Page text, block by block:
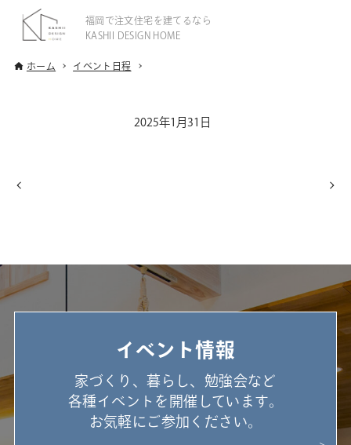
福岡で注文住宅を建てるなら
KASHII DESIGN HOME
ホーム イベント日程
2025年1月31日
イベント情報
家づくり、暮らし、勉強会など
各種イベントを開催しています。
お気軽にご参加ください。